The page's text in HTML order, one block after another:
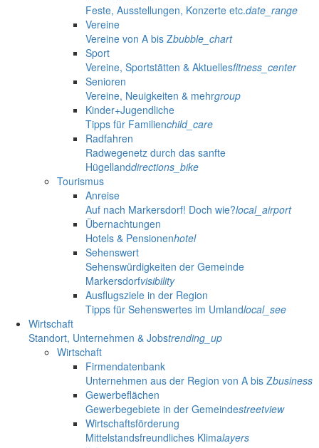
Feste, Ausstellungen, Konzerte etc.date_range
Vereine
Vereine von A bis Zbubble_chart
Sport
Vereine, Sportstätten & Aktuellesfitness_center
Senioren
Vereine, Neuigkeiten & mehrgroup
Kinder+Jugendliche
Tipps für Familienchild_care
Radfahren
Radwegenetz durch das sanfte
Hügellanddirections_bike
Tourismus
Anreise
Auf nach Markersdorf! Doch wie?local_airport
Übernachtungen
Hotels & Pensionenhotel
Sehenswert
Sehenswürdigkeiten der Gemeinde
Markersdorfvisibility
Ausflugsziele in der Region
Tipps für Sehenswertes im Umlandlocal_see
Wirtschaft
Standort, Unternehmen & Jobstrending_up
Wirtschaft
Firmendatenbank
Unternehmen aus der Region von A bis Zbusiness
Gewerbeflächen
Gewerbegebiete in der Gemeindestreetview
Wirtschaftsförderung
Mittelstandsfreundliches Klimalayers